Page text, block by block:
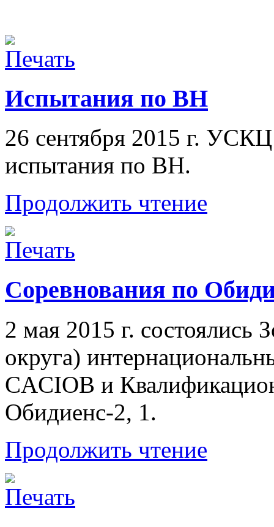
Испытания по ВН
26 сентября 2015 г.
испытания по ВН.
Продолжить чтение
Соревнования по
2 мая 2015 г. состоялись
округа)
CACIOB и
Обидиенс-2, 1.
Продолжить чтение